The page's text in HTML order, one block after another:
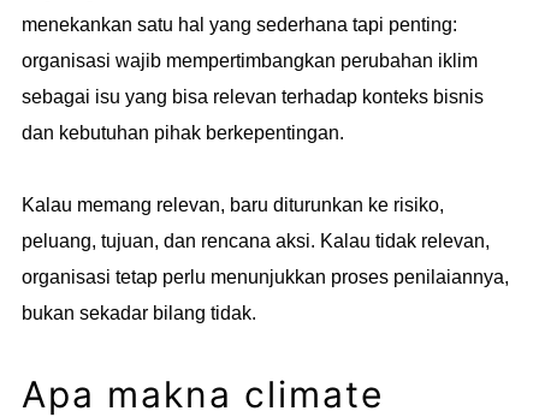
menekankan satu hal yang sederhana tapi penting:
organisasi wajib mempertimbangkan perubahan iklim
sebagai isu yang bisa relevan terhadap konteks bisnis
dan kebutuhan pihak berkepentingan.
Kalau memang relevan, baru diturunkan ke risiko,
peluang, tujuan, dan rencana aksi. Kalau tidak relevan,
organisasi tetap perlu menunjukkan proses penilaiannya,
bukan sekadar bilang tidak.
Apa makna climate